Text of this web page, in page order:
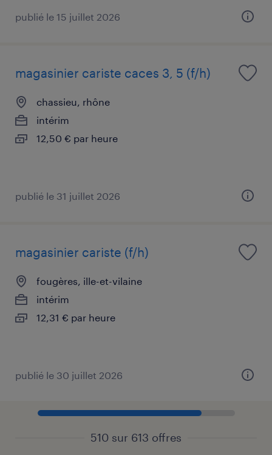
publié le 15 juillet 2026
magasinier cariste caces 3, 5 (f/h)
chassieu, rhône
intérim
12,50 € par heure
publié le 31 juillet 2026
magasinier cariste (f/h)
fougères, ille-et-vilaine
intérim
12,31 € par heure
publié le 30 juillet 2026
510 sur 613 offres